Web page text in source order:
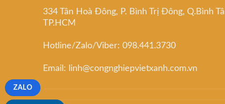
334 Tân Hoà Đông, P. Bình Trị Đông, Q.Bình
TP.HCM
Hotline/Zalo/Viber: 098.441.3730
Email: linh@congnghiepvietxanh.com.vn
ZALO